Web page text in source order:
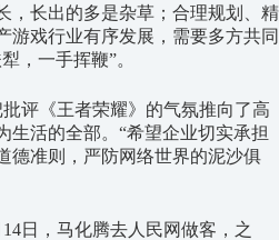
，长出的多是杂草；合理规划、精
游戏行业有序发展，需要多方共同
，一手挥鞭”。
评《王者荣耀》的气氛推向了高
生活的全部。“希望企业切实承担
德准则，严防网络世界的泥沙俱
日，马化腾去人民网做客，之